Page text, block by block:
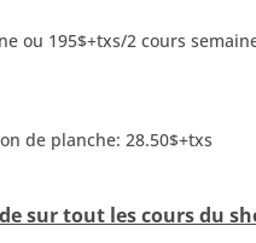
ou 195$+txs/2 cours
de planche: 28.50$+txs
sur tout les cours du